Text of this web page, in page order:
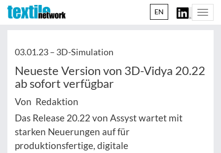
EN
03.01.23 – 3D-Simulation
Neueste Version von 3D-Vidya 20.22
ab sofort verfügbar
Von Redaktion
Das Release 20.22 von Assyst wartet mit
starken Neuerungen auf für
produktionsfertige, digitale